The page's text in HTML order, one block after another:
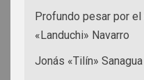
Profundo pesar por
«Landuchi» Navarro
Jonás «Tilín»